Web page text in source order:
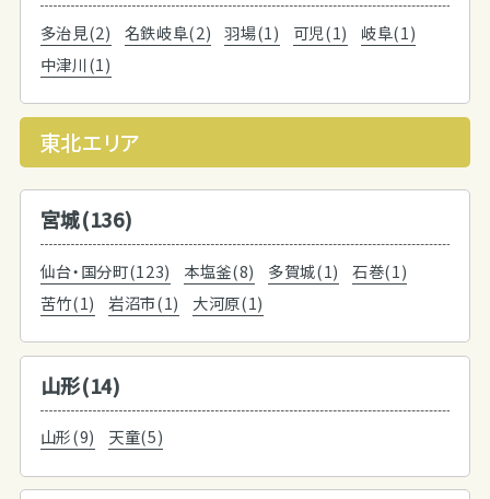
多治見(2) 名鉄岐阜(2) 羽場(1) 可児(1)
岐阜(1)
中津川(1)
東北エリア
宮城(136)
仙台・国分町(123) 本塩釜(8) 多賀城(1)
石巻(1)
苦竹(1)
岩沼市(1) 大河原(1)
山形(14)
山形(9) 天童(5)